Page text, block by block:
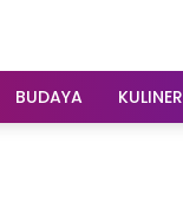
BUDAYA KULINER